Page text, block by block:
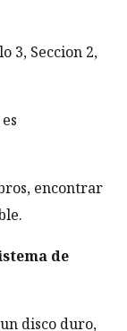
3, Seccion 2,
es
encontrar
de
disco duro,